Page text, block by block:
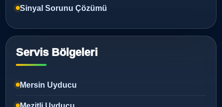
Sinyal Sorunu Çözümü
Servis Bölgeleri
Mersin Uyducu